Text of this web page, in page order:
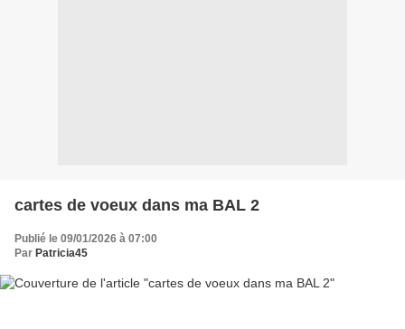
cartes de voeux dans ma BAL 2
Publié le 09/01/2026 à 07:00
Par Patricia45